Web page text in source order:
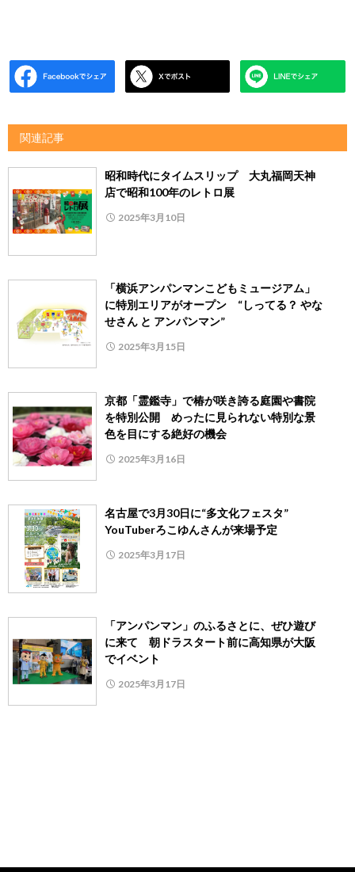
関連記事
昭和時代にタイムスリップ 大丸福岡天神
店で昭和100年のレトロ展
2025年3月10日
「横浜アンパンマンこどもミュージアム」
に特別エリアがオープン “しってる？ やな
せさん と アンパンマン”
2025年3月15日
京都「霊鑑寺」で椿が咲き誇る庭園や書院
を特別公開 めったに見られない特別な景
色を目にする絶好の機会
2025年3月16日
名古屋で3月30日に“多文化フェスタ”
YouTuberろこゆんさんが来場予定
2025年3月17日
「アンパンマン」のふるさとに、ぜひ遊び
に来て 朝ドラスタート前に高知県が大阪
でイベント
2025年3月17日